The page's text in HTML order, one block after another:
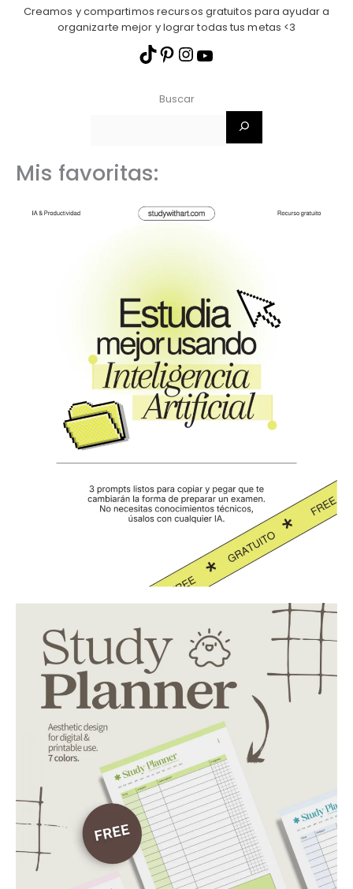
Creamos y compartimos recursos gratuitos para ayudar a
organizarte mejor y lograr todas tus metas <3
Buscar
Mis favoritas: